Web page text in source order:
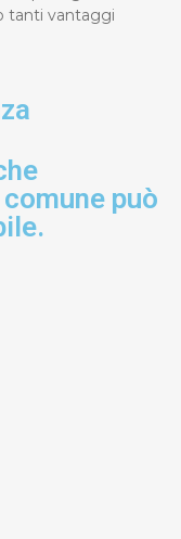
tanti vantaggi
può